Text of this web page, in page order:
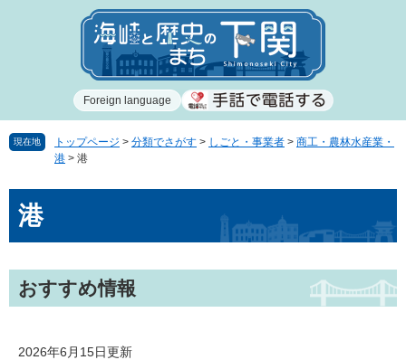
で
ば
Foreign language
現在地 トップページ > 分類でさがす > しごと・事業者 > 商工・農林水産業・
港 > 港
文港
おすすめ情報
2026年6月15日更新